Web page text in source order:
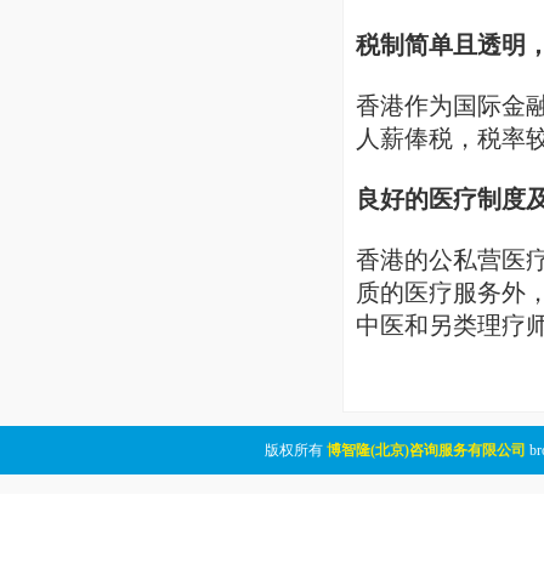
税制简单且透明
香港作为国际金
人薪俸税，税率
良好的医疗制度
香港的公私营医
质的医疗服务外
中医和另类理疗
版权所有 博智隆(北京)咨询服务有限公司